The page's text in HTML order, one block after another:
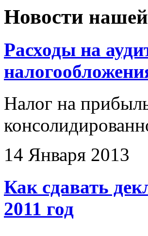
Новости
Расходы на
Налог на
14 Января 2013
Как сдавать
2011 год